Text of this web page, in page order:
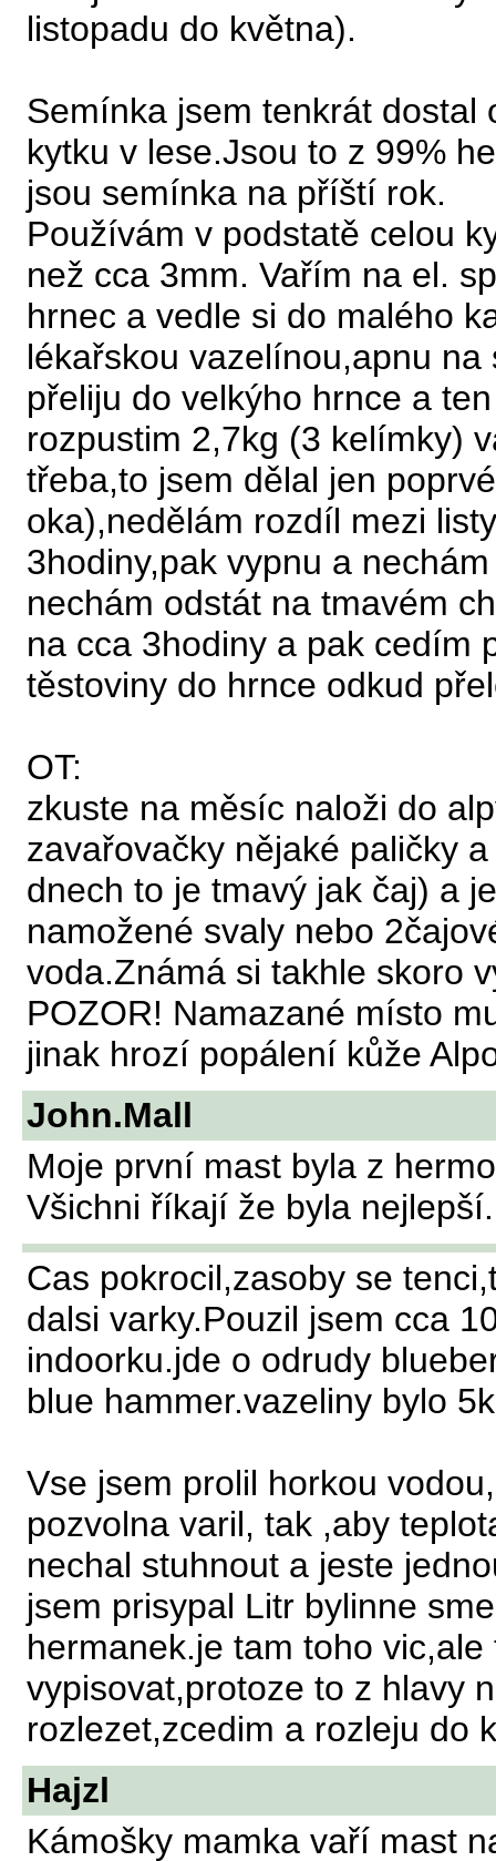
listopadu do května).
Semínka jsem tenkrát dostal
kytku v lese.Jsou to z 99%
jsou semínka na příští rok.
Používám v podstatě celou
než cca 3mm. Vařím na el.
hrnec a vedle si do malého
lékařskou vazelínou,apnu
přeliju do velkýho hrnce a
rozpustim 2,7kg (3 kelímky)
třeba,to jsem dělal jen
oka),nedělám rozdíl mezi
3hodiny,pak vypnu a
nechám odstát na tmavém
na cca 3hodiny a pak cedím
těstoviny do hrnce odkud
OT:
zkuste na měsíc naloži do
zavařovačky nějaké paličky
dnech to je tmavý jak čaj) a
namožené svaly nebo
voda.Známá si takhle skoro
POZOR! Namazané místo
jinak hrozí popálení kůže
John.Mall
Moje první mast byla z
Všichni říkají že byla nejlepší.
Cas pokrocil,zasoby se
dalsi varky.Pouzil jsem cca
indoorku.jde o odrudy
blue hammer.vazeliny bylo
Vse jsem prolil horkou
pozvolna varil, tak ,aby
nechal stuhnout a jeste
jsem prisypal Litr bylinne
hermanek.je tam toho
vypisovat,protoze to z hlavy
rozlezet,zcedim a rozleju do
Hajzl
Kámošky mamka vaří mast